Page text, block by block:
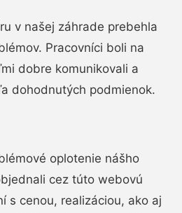
v našej záhrade prebehla
Pracovníci boli na
dobre komunikovali a
dohodnutých podmienok.
oplotenie nášho
cez túto webovú
s cenou, realizáciou, ako aj